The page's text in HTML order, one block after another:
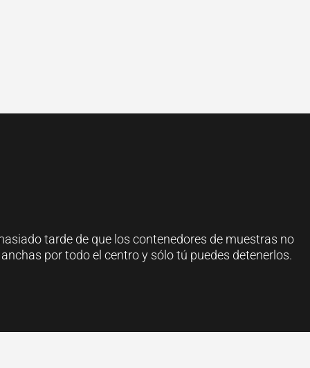
tarde de que los contenedores de muestras no
por todo el centro y sólo tú puedes detenerlos.